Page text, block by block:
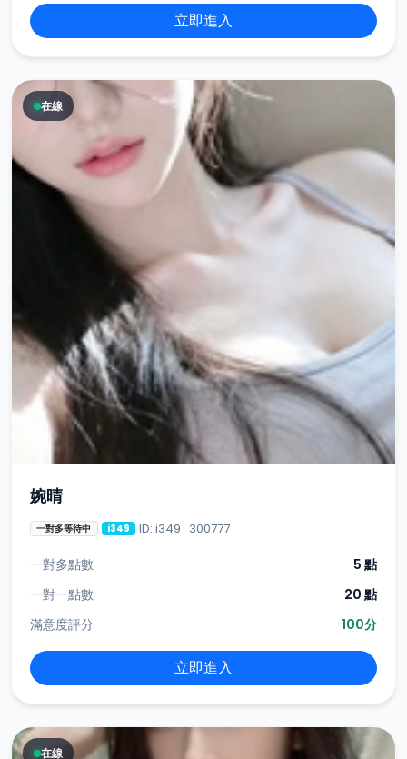
立即進入
在線
婉晴
一對多等待中 i349 ID: i349_300777
一對多點數
5 點
一對一點數
20 點
滿意度評分
100分
立即進入
在線